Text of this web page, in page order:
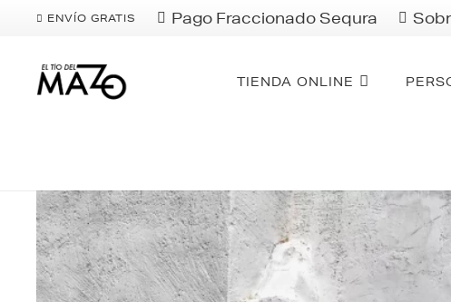
ENVÍO GRATIS Pago Fraccionado Sequra
TIENDA ONLINE